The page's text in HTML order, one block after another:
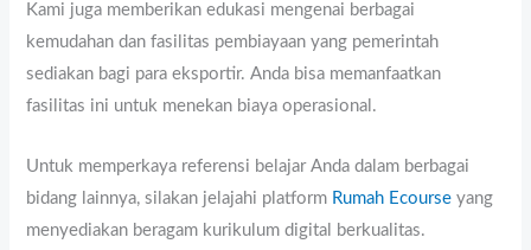
Kami juga memberikan edukasi mengenai berbagai
kemudahan dan fasilitas pembiayaan yang pemerintah
sediakan bagi para eksportir. Anda bisa memanfaatkan
fasilitas ini untuk menekan biaya operasional.
Untuk memperkaya referensi belajar Anda dalam berbagai
bidang lainnya, silakan jelajahi platform Rumah Ecourse yang
menyediakan beragam kurikulum digital berkualitas.